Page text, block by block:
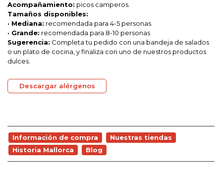
Acompañamiento: picos camperos.
Tamaños disponibles:
· Mediana: recomendada para 4-5 personas
· Grande: recomendada para 8-10 personas
Sugerencia: Completa tu pedido con una bandeja de salados
o un plato de cocina, y finaliza con uno de nuestros productos
dulces.
Descargar alérgenos
Información de compra
Nuestras tiendas
Historia Mallorca
Blog